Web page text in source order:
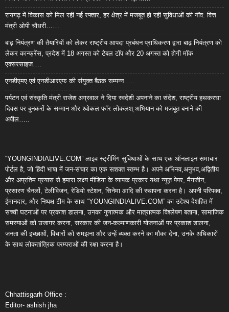
रायगढ़ में विकास को मिल रही नई रफ्तार, हर क्षेत्र में मजबूत हो रही सुविधाओं की नींव: वित्त
मंत्री ओपी चौधरी……
बाढ़ नियंत्रण की तैयारियों को लेकर राष्ट्रीय आपदा प्रबंधन प्राधिकरण द्वारा बाढ़ नियंत्रण को
लेकर कान्फ्रेंस, प्रदेश में 18 अगस्त को टेबल टॉप और 20 अगस्त को होगी मॉक
एक्सरसाइज….
एनडीएमए एवं एनडीआरएफ की संयुक्त बैठक सम्पन्न…..
पर्यटन एवं संस्कृति मंत्री राजेश अग्रवाल ने दिया स्वदेशी अपनाने का संदेश, राष्ट्रीय हथकरघा
दिवस पर बुनकरों के सम्मान और श्वोकल फॉर लोकलश् अभियान को मजबूत बनाने की
अपील…..
“YOUNGINDIALIVE.COM” लाइव स्ट्रीमिंग सुविधाओं के साथ एक ऑनलाइन समाचार
पोर्टल है, जो हिंदी भाषा में जन-संचार का एक सशक्त स्तम्भ है। अपने अभिनव,अनुभव,अद्वितीय
और अप्रतिम प्रयास से हमारा लक्ष्य मीडिया के व्यापक प्रकार यथा न्यूज़ पेपर, मैगजीन,
प्रसारण चैनलों, टेलीविजन, रेडियो स्टेशन, सिनेमा आदि की स्थापना करना है। अपनी परिपक्व,
ईमानदार, और निष्पक्ष टीम के साथ “YOUNGINDIALIVE.COM” का उद्देश्य देशहित में
सच्ची घटनाओं पर प्रकाश डालना, उनका गुणात्मक और मात्रात्मक विश्लेषण बताना, सामाजिक
समस्याओं को उजागर करना, सरकार की जन-कल्याणकारी योजनाओं पर प्रकाश डालना,
जनता की इच्छाओं, विचारों को समझना और उन्हें व्यक्त करने का मौका देना, उनके अधिकारों
के साथ लोकतांत्रिक परम्पराओं की रक्षा करना है।
Chhattisgarh Office :
Editor- ashish jha